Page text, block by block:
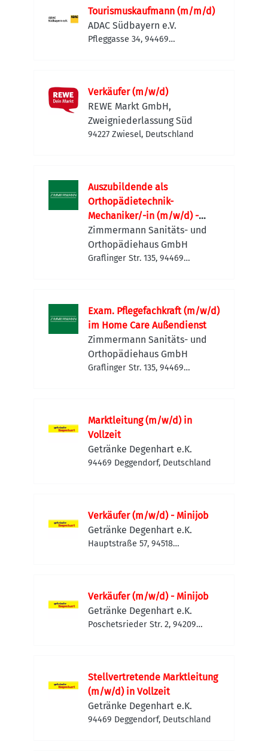
Tourismuskaufmann (m/m/d)
ADAC Südbayern e.V.
Pfleggasse 34, 94469
Verkäufer (m/w/d)
REWE Markt GmbH,
Zweigniederlassung Süd
94227 Zwiesel, Deutschland
Auszubildende als
Orthopädietechnik-
Mechaniker/-in (m/w/d) -
Filiale
Zimmermann Sanitäts- und
Orthopädiehaus GmbH
Graflinger Str. 135, 94469
Exam. Pflegefachkraft (m/w/d)
im Home Care Außendienst
Zimmermann Sanitäts- und
Orthopädiehaus GmbH
Graflinger Str. 135, 94469
Marktleitung (m/w/d) in
Vollzeit
Getränke Degenhart e.K.
94469 Deggendorf, Deutschland
Verkäufer (m/w/d) - Minijob
Getränke Degenhart e.K.
Hauptstraße 57, 94518
Verkäufer (m/w/d) - Minijob
Getränke Degenhart e.K.
Poschetsrieder Str. 2, 94209
Stellvertretende Marktleitung
(m/w/d) in Vollzeit
Getränke Degenhart e.K.
94469 Deggendorf, Deutschland